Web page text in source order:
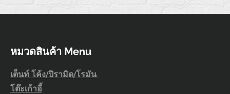
หมวดสินค้า Menu
เต็นท์ โค้ง/ปิรามิด/โรมัน
โต๊ะเก้าอี้